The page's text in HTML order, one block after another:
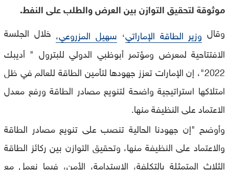
موثوقة لتحقيق التوازن بين العرض والطلب على النفط.
وقال وزير الطاقة الإماراتي، سهيل المزروعي، خلال الجلسة
الافتتاحية لمعرض ومؤتمر أبوظبي الدولي للبترول " أديبك
2022"، إن الإمارات تعزز جهودها لتأمين الطاقة للعالم في ظل
امتلاكها استراتيجية واضحة لتنويع مصادر الطاقة ورفع معدل
الاعتماد على النظيفة منها.
وأوضح "إن جهودنا الحالية تنصب على تنويع مصادر الطاقة
والاعتماد على النظيفة منها، وتحقيق التوازن بين ركائز الطاقة
الثلاث المتمثلة بالتكلفة، الاستدامة، الأمن، فيما نعمل مع